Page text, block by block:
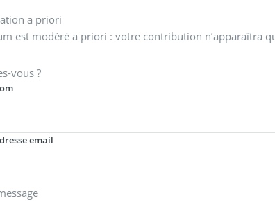
a priori
est modéré a priori : votre contribution n’apparaîtra
vous ?
email